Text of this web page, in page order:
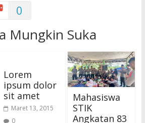
0
Mungkin Suka
Lorem
ipsum dolor
sit amet
Maret 13, 2015
0
Mahasiswa
STIK
Angkatan 83